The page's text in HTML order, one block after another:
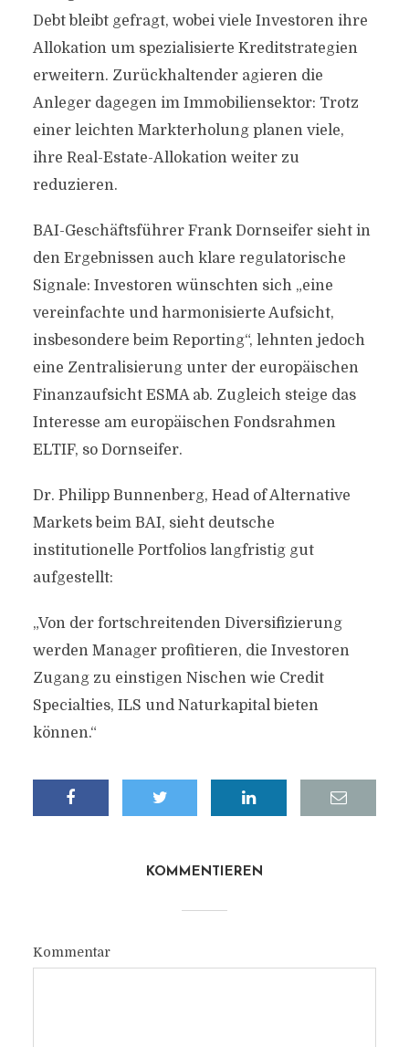
Debt bleibt gefragt, wobei viele Investoren ihre
Allokation um spezialisierte Kreditstrategien
erweitern. Zurückhaltender agieren die
Anleger dagegen im Immobiliensektor: Trotz
einer leichten Markterholung planen viele,
ihre Real-Estate-Allokation weiter zu
reduzieren.
BAI-Geschäftsführer Frank Dornseifer sieht in
den Ergebnissen auch klare regulatorische
Signale: Investoren wünschten sich „eine
vereinfachte und harmonisierte Aufsicht,
insbesondere beim Reporting“, lehnten jedoch
eine Zentralisierung unter der europäischen
Finanzaufsicht ESMA ab. Zugleich steige das
Interesse am europäischen Fondsrahmen
ELTIF, so Dornseifer.
Dr. Philipp Bunnenberg, Head of Alternative
Markets beim BAI, sieht deutsche
institutionelle Portfolios langfristig gut
aufgestellt:
„Von der fortschreitenden Diversifizierung
werden Manager profitieren, die Investoren
Zugang zu einstigen Nischen wie Credit
Specialties, ILS und Naturkapital bieten
können.“
KOMMENTIEREN
Kommentar